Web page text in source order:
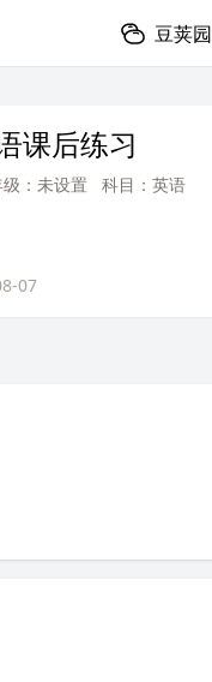
豆荚园
课后练习
：未设置 科目：英语
07